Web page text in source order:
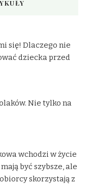
się! Dlaczego nie
dziecka przed
Nie tylko na
wchodzi w życie
być szybsze, ale
skorzystają z